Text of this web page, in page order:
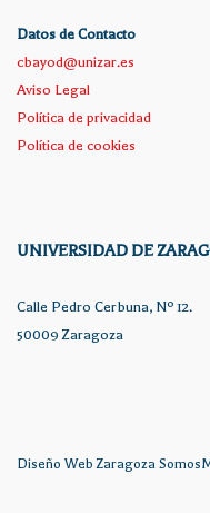
Datos de Contacto
cbayod@unizar.es
Aviso Legal
Política de privacidad
Política de cookies
UNIVERSIDAD DE
Calle Pedro Cerbuna, Nº 12.
50009 Zaragoza
Diseño Web Zaragoza